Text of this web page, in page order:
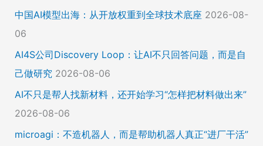
中国AI模型出海：从开放权重到全球技术底座 2026-08-
06
AI4S公司Discovery Loop：让AI不只回答问题，而是自
己做研究 2026-08-06
AI不只是帮人找新材料，还开始学习“怎样把材料做出来”
2026-08-06
microagi：不造机器人，而是帮助机器人真正“进厂干活”